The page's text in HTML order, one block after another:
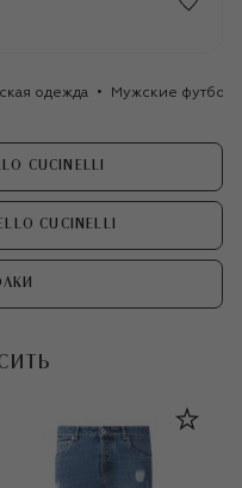
одежда Мужские
CUCINELLI
CUCINELLI